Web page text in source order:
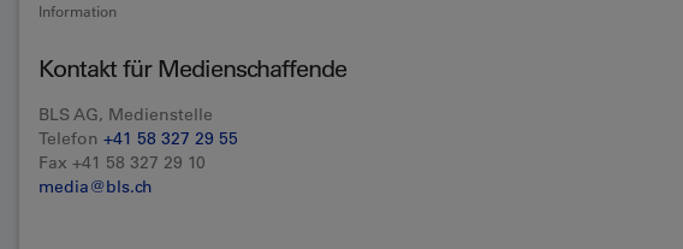
Information
Kontakt für Medienschaffende
BLS AG, Medienstelle
Telefon +41 58 327 29 55
Fax +41 58 327 29 10
media@bls.ch